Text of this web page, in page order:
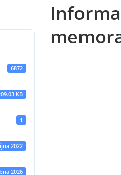
6872
KB
1
2022
2026